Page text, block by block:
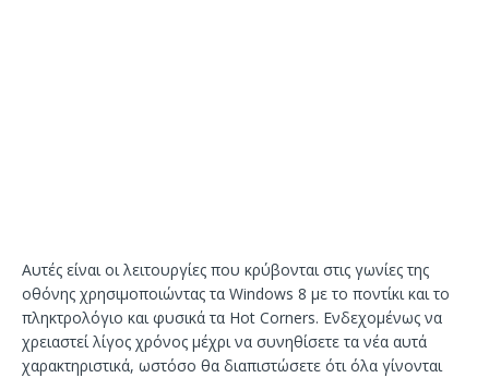
Αυτές είναι οι λειτουργίες που κρύβονται στις γωνίες της
οθόνης χρησιμοποιώντας τα Windows 8 με το ποντίκι και το
πληκτρολόγιο και φυσικά τα Hot Corners. Ενδεχομένως να
χρειαστεί λίγος χρόνος μέχρι να συνηθίσετε τα νέα αυτά
χαρακτηριστικά, ωστόσο θα διαπιστώσετε ότι όλα γίνονται